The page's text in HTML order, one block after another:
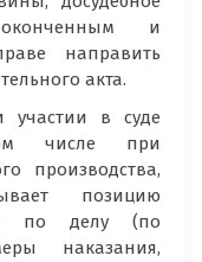
оконченным и
направить
акта.
участии в суде
числе при
производства,
позицию
по делу (по
наказания,